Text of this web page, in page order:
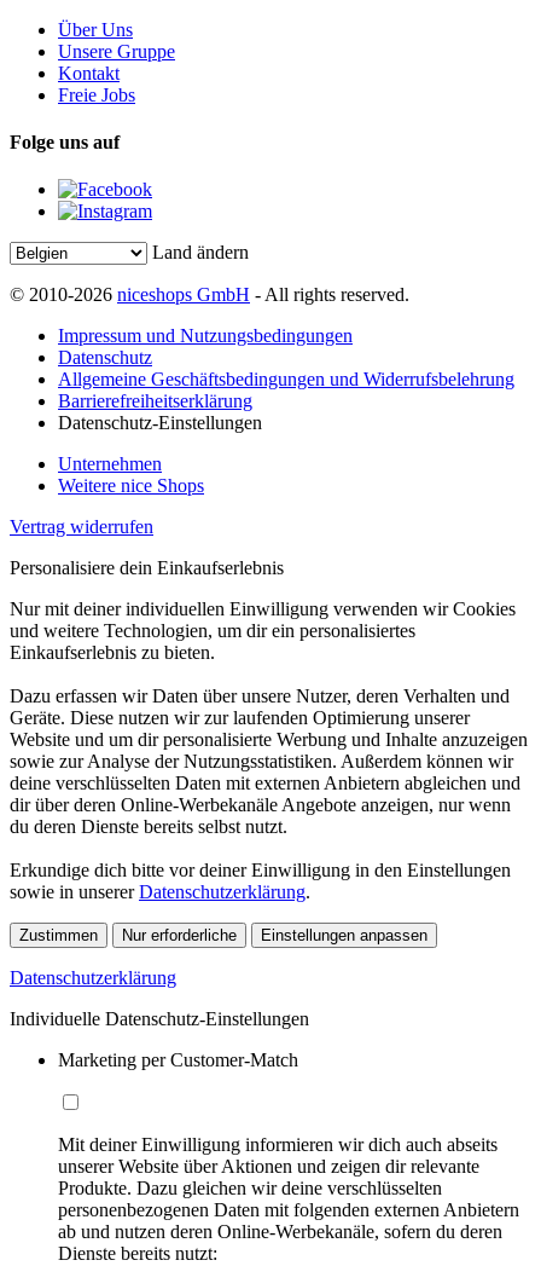
Über Uns
Unsere Gruppe
Kontakt
Freie Jobs
Folge uns auf
Land ändern
© 2010-2026 niceshops GmbH - All rights reserved.
Impressum und Nutzungsbedingungen
Datenschutz
Allgemeine Geschäftsbedingungen und Widerrufsbelehrung
Barrierefreiheitserklärung
Datenschutz-Einstellungen
Unternehmen
Weitere nice Shops
Vertrag widerrufen
Personalisiere dein Einkaufserlebnis
Nur mit deiner individuellen Einwilligung verwenden wir Cookies
und weitere Technologien, um dir ein personalisiertes
Einkaufserlebnis zu bieten.
Dazu erfassen wir Daten über unsere Nutzer, deren Verhalten und
Geräte. Diese nutzen wir zur laufenden Optimierung unserer
Website und um dir personalisierte Werbung und Inhalte anzuzeigen
sowie zur Analyse der Nutzungsstatistiken. Außerdem können wir
deine verschlüsselten Daten mit externen Anbietern abgleichen und
dir über deren Online-Werbekanäle Angebote anzeigen, nur wenn
du deren Dienste bereits selbst nutzt.
Erkundige dich bitte vor deiner Einwilligung in den Einstellungen
sowie in unsererDatenschutzerklärung.
Zustimmen Nur erforderliche Einstellungen anpassen
Datenschutzerklärung
Individuelle Datenschutz-Einstellungen
Marketing per Customer-Match
Mit deiner Einwilligung informieren wir dich auch abseits
unserer Website über Aktionen und zeigen dir relevante
Produkte. Dazu gleichen wir deine verschlüsselten
personenbezogenen Daten mit folgenden externen Anbietern
ab und nutzen deren Online-Werbekanäle, sofern du deren
Dienste bereits nutzt: